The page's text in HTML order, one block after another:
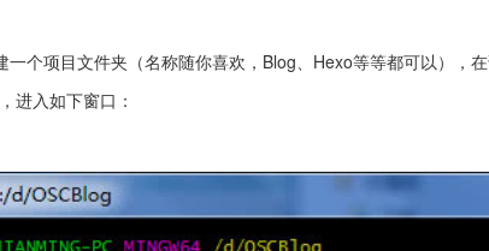
一个项目文件夹（名称随你喜欢，Blog、Hexo等等都可以），
进入如下窗口：